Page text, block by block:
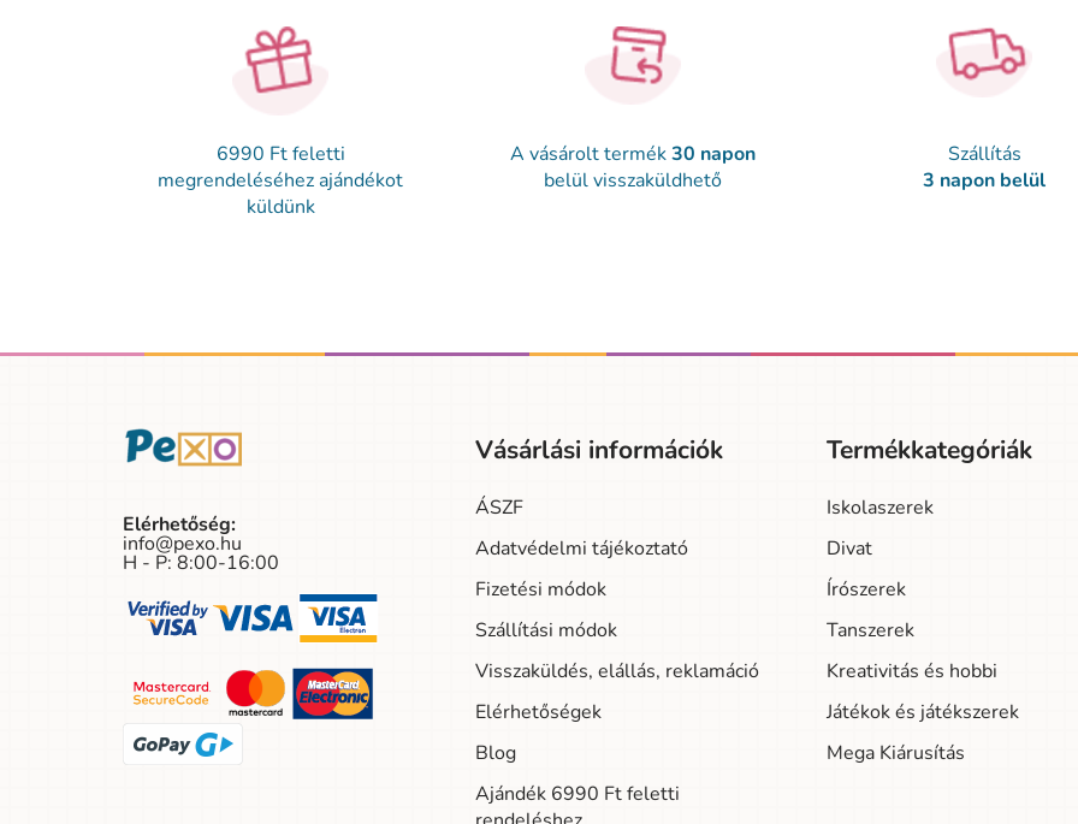
6990 Ft feletti
megrendeléséhez ajándékot
küldünk
A vásárolt termék30 napon
belül visszaküldhető
Szállítás
3 napon belül
Elérhetőség:
info@pexo.hu
H - P: 8:00-16:00
Vásárlási információk
ÁSZF
Adatvédelmi tájékoztató
Fizetési módok
Szállítási módok
Visszaküldés, elállás, reklamáció
Elérhetőségek
Blog
Ajándék 6990 Ft feletti
Termékkategóriák
Iskolaszerek
Divat
Írószerek
Tanszerek
Kreativitás és hobbi
Játékok és játékszerek
Mega Kiárusítás